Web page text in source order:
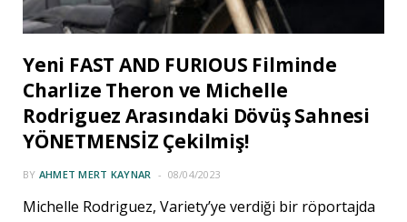
Yeni FAST AND FURIOUS Filminde
Charlize Theron ve Michelle
Rodriguez Arasındaki Dövüş Sahnesi
YÖNETMENSİZ Çekilmiş!
BY AHMET MERT KAYNAR 08/04/2023
Michelle Rodriguez, Variety’ye verdiği bir röportajda